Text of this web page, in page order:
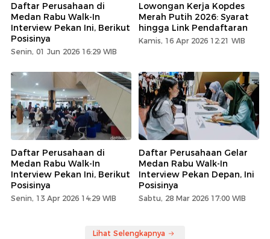
Daftar Perusahaan di
Medan Rabu Walk-In
Interview Pekan Ini, Berikut
Posisinya
Senin, 01 Jun 2026 16:29 WIB
Lowongan Kerja Kopdes
Merah Putih 2026: Syarat
hingga Link Pendaftaran
Kamis, 16 Apr 2026 12:21 WIB
Daftar Perusahaan di
Medan Rabu Walk-In
Interview Pekan Ini, Berikut
Posisinya
Senin, 13 Apr 2026 14:29 WIB
Daftar Perusahaan Gelar
Medan Rabu Walk-In
Interview Pekan Depan, Ini
Posisinya
Sabtu, 28 Mar 2026 17:00 WIB
Lihat Selengkapnya